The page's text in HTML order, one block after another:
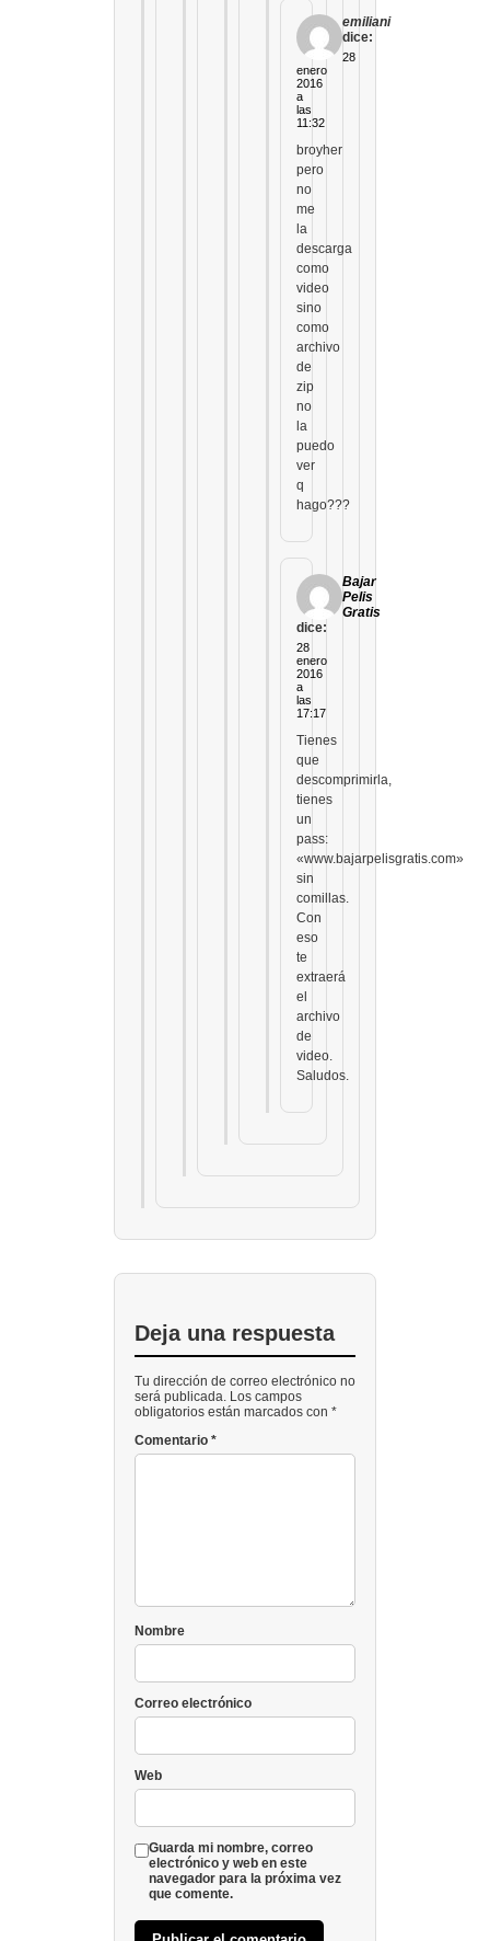
emiliani
dice:
28
enero
2016
a
las
11:32
broyher
pero
no
me
la
descarga
como
video
sino
como
archivo
de
zip
no
la
puedo
ver
q
hago???
Bajar
Pelis
Gratis
dice:
28
enero
2016
a
las
17:17
Tienes
que
descomprimirla,
tienes
un
pass:
«www.bajarpelisgratis.com»
sin
comillas.
Con
eso
te
extraerá
el
archivo
de
video.
Saludos.
Deja una respuesta
Tu dirección de correo electrónico no
será publicada. Los campos
obligatorios están marcados con *
Comentario *
Nombre
Correo electrónico
Web
Guarda mi nombre, correo
electrónico y web en este
navegador para la próxima vez
que comente.